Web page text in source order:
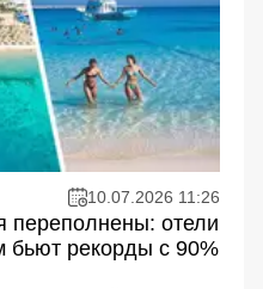
10.07.2026 11:26
переполнены: отели
рекорды с 90%